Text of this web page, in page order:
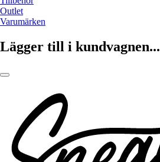
Outlet
Varumärken
Lägger till i kundvagnen...